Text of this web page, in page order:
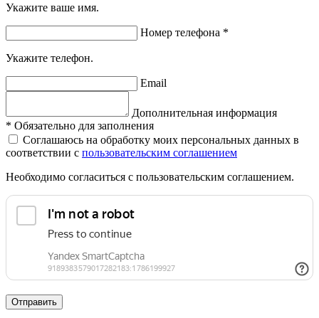
Укажите ваше имя.
Номер телефона *
Укажите телефон.
Email
Дополнительная информация
* Обязательно для заполнения
Соглашаюсь на обработку моих персональных данных в
соответствии с пользовательским соглашением
Необходимо согласиться с пользовательским соглашением.
Отправить